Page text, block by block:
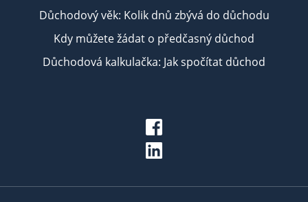
Důchodový věk: Kolik dnů zbývá do důchodu
Kdy můžete žádat o předčasný důchod
Důchodová kalkulačka: Jak spočítat důchod